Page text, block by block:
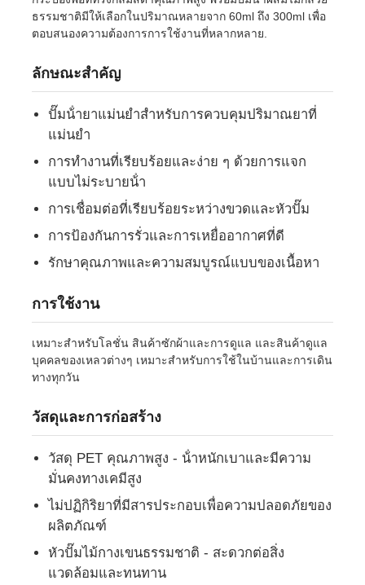
บ้าน
ผลิตภัณฑ์
เกี่ยวกับเรา
ทัวร์โรงงาน
ควบคุมคุณภาพ
ติดต่อเรา
ขออ้าง
ธรรมชาติมีให้เลือกในปริมาณหลายจาก 60ml ถึง 300ml เพื่อ
ตอบสนองความต้องการการใช้งานที่หลากหลาย.
ลักษณะสําคัญ
ปั๊มน้ํายาแม่นยําสําหรับการควบคุมปริมาณยาที่
แม่นยํา
การทํางานที่เรียบร้อยและง่าย ๆ ด้วยการแจก
แบบไม่ระบายน้ํา
การเชื่อมต่อที่เรียบร้อยระหว่างขวดและหัวปั๊ม
การป้องกันการรั่วและการเหยื่ออากาศที่ดี
รักษาคุณภาพและความสมบูรณ์แบบของเนื้อหา
การใช้งาน
เหมาะสําหรับโลชั่น สินค้าซักผ้าและการดูแล และสินค้าดูแล
บุคคลของเหลวต่างๆ เหมาะสําหรับการใช้ในบ้านและการเดิน
ทางทุกวัน
วัสดุและการก่อสร้าง
วัสดุ PET คุณภาพสูง - น้ําหนักเบาและมีความ
มั่นคงทางเคมีสูง
ไม่ปฏิกิริยาที่มีสารประกอบเพื่อความปลอดภัยของ
ผลิตภัณฑ์
หัวปั๊มไม้กางเขนธรรมชาติ - สะดวกต่อสิ่ง
แวดล้อมและทนทาน